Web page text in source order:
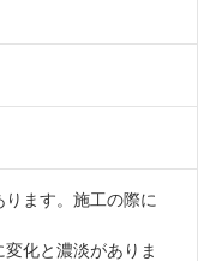
ます。施工の際に
化と濃淡がありま